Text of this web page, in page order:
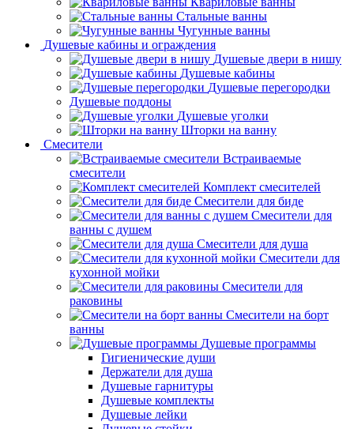
Стальные ванны
Чугунные ванны
Душевые кабины и ограждения
Душевые двери в нишу
Душевые кабины
Душевые перегородки
Душевые поддоны
Душевые уголки
Шторки на ванну
Смесители
Встраиваемые
смесители
Комплект смесителей
Смесители для биде
Смесители для
ванны с душем
Смесители для душа
Смесители для
кухонной мойки
Смесители для
раковины
Смесители на борт
ванны
Душевые программы
Гигиенические души
Держатели для душа
Душевые гарнитуры
Душевые комплекты
Душевые лейки